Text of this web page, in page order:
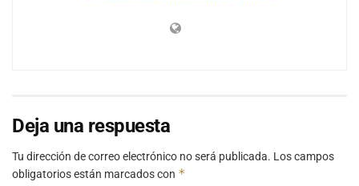
Deja una respuesta
Tu dirección de correo electrónico no será publicada. Los campos
obligatorios están marcados con *